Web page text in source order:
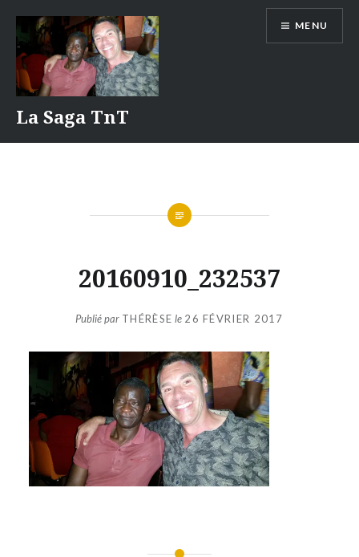
contenu
La Saga TnT
MENU
20160910_232537
Publié par THÉRÈSE le 26 FÉVRIER 2017